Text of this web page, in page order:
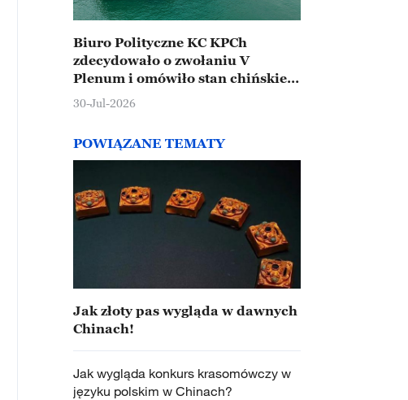
Biuro Polityczne KC KPCh
zdecydowało o zwołaniu V
Plenum i omówiło stan chińskiej
gospodarki
30-Jul-2026
POWIĄZANE TEMATY
Jak złoty pas wygląda w dawnych
Chinach!
Jak wygląda konkurs krasomówczy w
języku polskim w Chinach?